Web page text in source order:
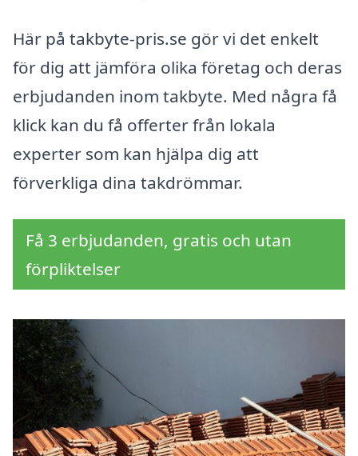
Här på takbyte-pris.se gör vi det enkelt
för dig att jämföra olika företag och deras
erbjudanden inom takbyte. Med några få
klick kan du få offerter från lokala
experter som kan hjälpa dig att
förverkliga dina takdrömmar.
Få 3 erbjudanden, gratis och utan
förpliktelser